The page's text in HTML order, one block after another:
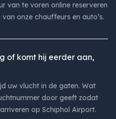
van te voren online reserveren
onze chauffeurs en auto’s.
of komt hij eerder aan,
uw vlucht in de gaten. Wat
door geeft zodat
op Schiphol Airport.